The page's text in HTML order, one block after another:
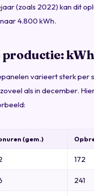
(zoals 2022) kan dit
4.800 kWh.
varieert sterk per
als in december.
(gem.)
172
241